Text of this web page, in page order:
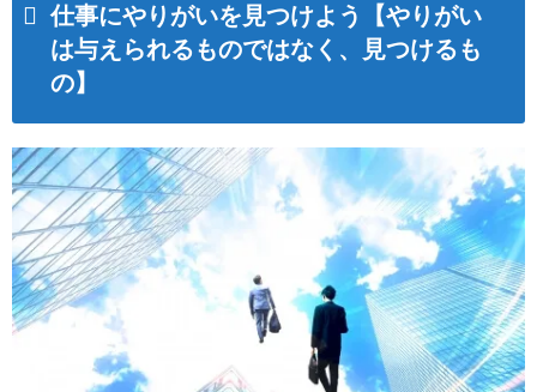
仕事にやりがいを見つけよう【やりがい
は与えられるものではなく、見つけるも
の】